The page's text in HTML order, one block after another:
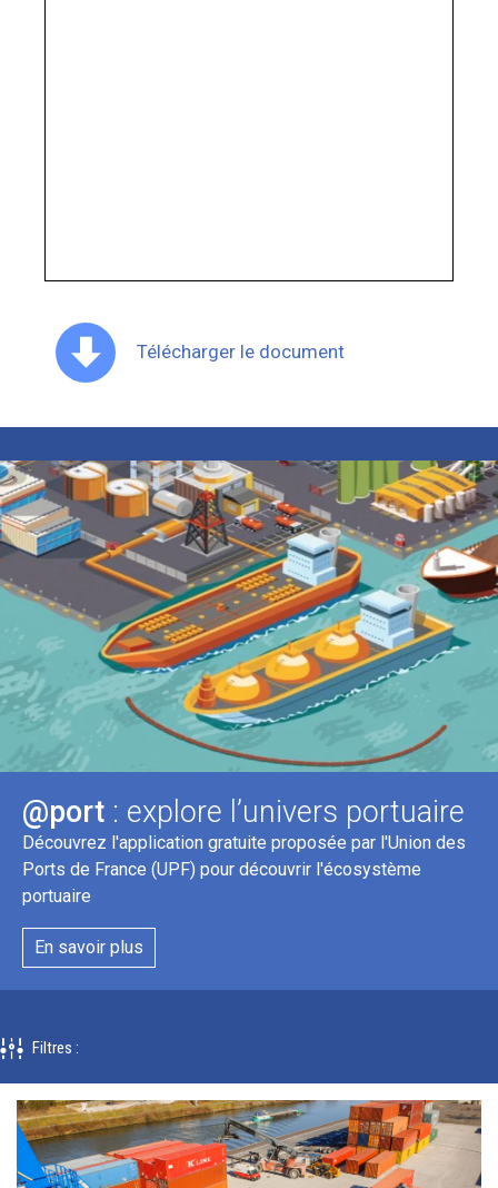
Télécharger le document
@port : explore l’univers portuaire
Découvrez l'application gratuite proposée par l'Union des
Ports de France (UPF) pour découvrir l'écosystème
portuaire
En savoir plus
Filtres :